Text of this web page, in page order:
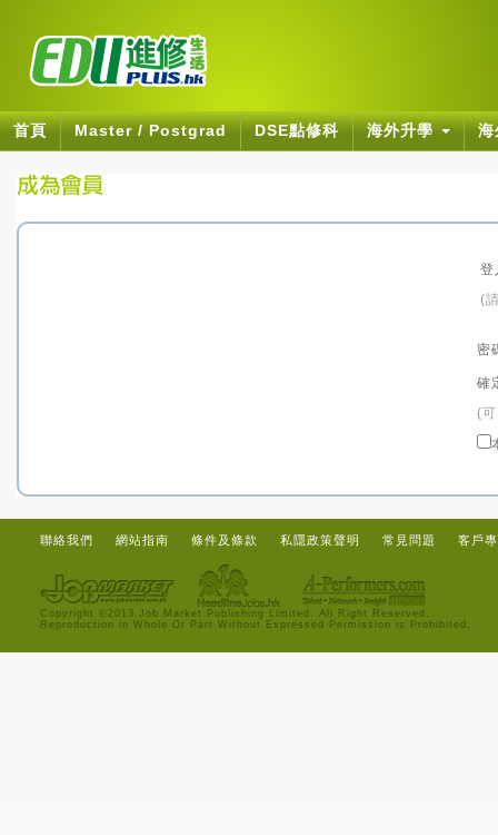
首頁 Master / Postgrad DSE點修科 海外升學
登
(
密
確
(
聯絡我們 網站指南 條件及條款 私隱政策聲明 常見問題 客戶
Copyright ©2013 Job Market Publishing Limited. All Right Reserved.
Reproduction in Whole Or Part Without Expressed Permission is Prohibited.